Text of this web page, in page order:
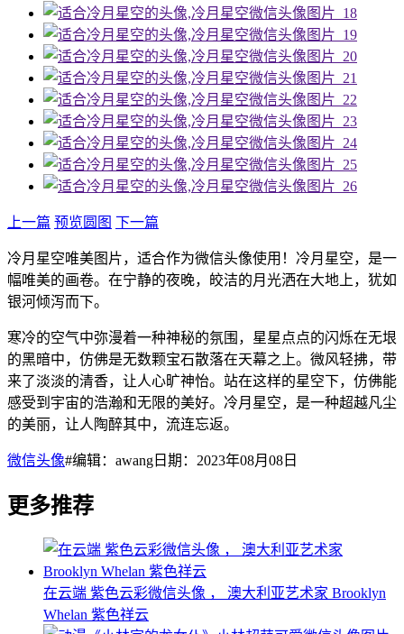
上一篇 预览圆图 下一篇
冷月星空唯美图片，适合作为微信头像使用！冷月星空，是一
幅唯美的画卷。在宁静的夜晚，皎洁的月光洒在大地上，犹如
银河倾泻而下。
寒冷的空气中弥漫着一种神秘的氛围，星星点点的闪烁在无垠
的黑暗中，仿佛是无数颗宝石散落在天幕之上。微风轻拂，带
来了淡淡的清香，让人心旷神怡。站在这样的星空下，仿佛能
感受到宇宙的浩瀚和无限的美好。冷月星空，是一种超越凡尘
的美丽，让人陶醉其中，流连忘返。
微信头像#编辑：awang日期：2023年08月08日
更多推荐
在云端 紫色云彩微信头像 ， 澳大利亚艺术家 Brooklyn
Whelan ​​​紫色祥云